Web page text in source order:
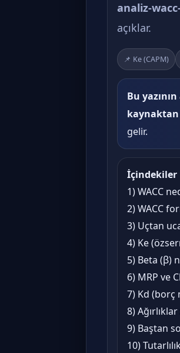
analiz-
açıklar.
📌 Ke (CAPM)
Bu
kaynaktan
gelir.
İçindekiler
1) WACC
2) WACC
3) Uçtan
4) Ke
5) Beta (β)
6) MRP ve
7) Kd (borç
8)
9) Baştan
10)